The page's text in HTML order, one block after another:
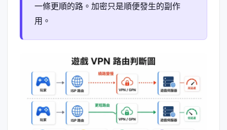
一條更順的路。加密只是順便發生的副作
用。